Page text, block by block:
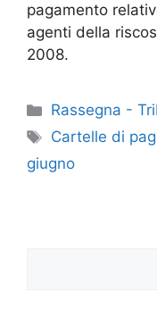
pagamento
agenti della
2008.
Categorie
Rassegna -
Tag
Cartelle di
giugno